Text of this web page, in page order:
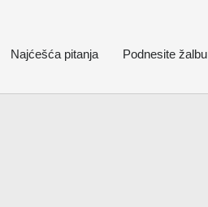
Najćešća pitanja Podnesite žalbu